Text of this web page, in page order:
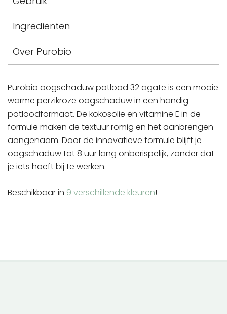
Ingrediënten
Over Purobio
Purobio oogschaduw potlood 32 agate is een mooie
warme perzikroze oogschaduw in een handig
potloodformaat. De kokosolie en vitamine E in de
formule maken de textuur romig en het aanbrengen
aangenaam. Door de innovatieve formule blijft je
oogschaduw tot 8 uur lang onberispelijk, zonder dat
je iets hoeft bij te werken.
Beschikbaar in 9 verschillende kleuren!